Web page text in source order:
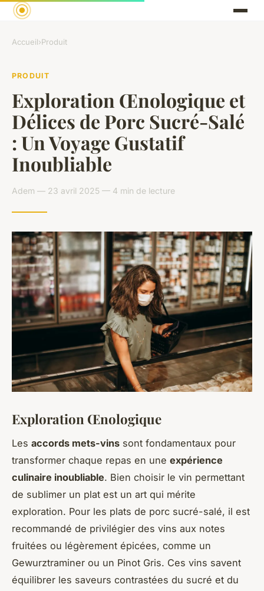
Accueil›Produit
PRODUIT
Exploration Œnologique et
Délices de Porc Sucré-Salé
: Un Voyage Gustatif
Inoubliable
Adem — 23 avril 2025 — 4 min de lecture
Exploration Œnologique
Les accords mets-vins sont fondamentaux pour
transformer chaque repas en une expérience
culinaire inoubliable. Bien choisir le vin permettant
de sublimer un plat est un art qui mérite
exploration. Pour les plats de porc sucré-salé, il est
recommandé de privilégier des vins aux notes
fruitées ou légèrement épicées, comme un
Gewurztraminer ou un Pinot Gris. Ces vins savent
équilibrer les saveurs contrastées du sucré et du